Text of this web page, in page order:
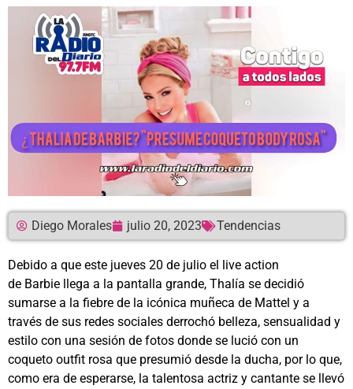
Diego Morales julio 20, 2023 Tendencias
Debido a que este jueves 20 de julio el live action
de Barbie llega a la pantalla grande, Thalía se decidió
sumarse a la fiebre de la icónica muñeca de Mattel y a
través de sus redes sociales derrochó belleza, sensualidad y
estilo con una sesión de fotos donde se lució con un
coqueto outfit rosa que presumió desde la ducha, por lo que,
como era de esperarse, la talentosa actriz y cantante se llevó